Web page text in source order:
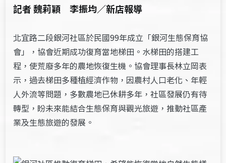
記者 魏莉穎 李振均／新店報導
北宜路二段銀河社區於民國99年成立「銀河生態保育協
會」，協會近期成功復育當地梯田。水梯田的搭建工
程，使荒廢多年的農地恢復生機。協會理事長林立岡表
示，過去梯田多種植經濟作物，因農村人口老化、年輕
人外流等問題，多數農地已休耕多年，社區發展仍有待
轉型，盼未來能結合生態保育與觀光旅遊，推動社區產
業及生態旅遊的發展。